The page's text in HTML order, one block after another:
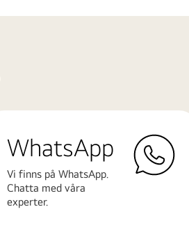
WhatsApp
Vi finns på WhatsApp.
Chatta med våra
experter.